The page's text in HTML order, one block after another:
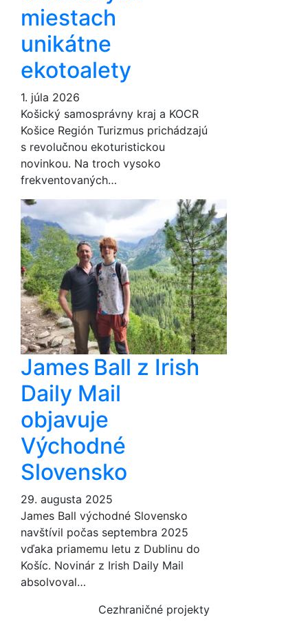
miestach
unikátne
ekotoalety
1. júla 2026
Košický samosprávny kraj a KOCR
Košice Región Turizmus prichádzajú
s revolučnou ekoturistickou
novinkou. Na troch vysoko
frekventovaných…
James Ball z Irish
Daily Mail
objavuje
Východné
Slovensko
29. augusta 2025
James Ball východné Slovensko
navštívil počas septembra 2025
vďaka priamemu letu z Dublinu do
Košíc. Novinár z Irish Daily Mail
absolvoval…
Cezhraničné projekty